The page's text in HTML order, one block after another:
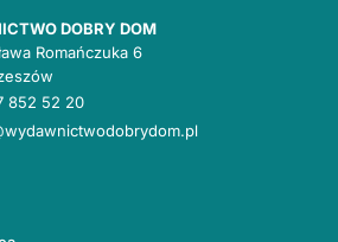
DOBRY DOM
Romańczuka 6
852 52 20